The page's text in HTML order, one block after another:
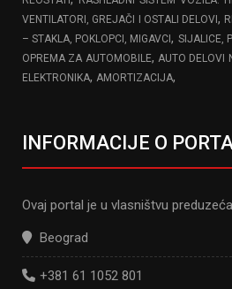
VENTILATORI, GREJAČI I OSTALI DELOVI,
– STAKLA, POKLOPCI, MIGAVCI, SIJALICE,
OPREMA ZA AUTOMOBILE,AUTO DELOVI
ELEKTRONIKA, AMORTIZACIJA,
INFORMACIJE O
Ovaj portal je u vlasništvu
Beograd
+381 61 1052 801